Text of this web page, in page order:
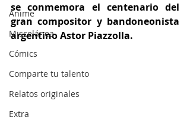
Anime
Miscelánea
Cómics
Comparte tu talento
Relatos originales
Extra
se conmemora el centenario del
gran compositor y bandoneonista
argentino Astor Piazzolla.